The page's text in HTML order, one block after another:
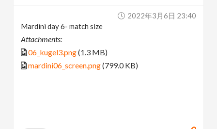
2022年3月6日 23:40
Mardini day 6- match size
Attachments:
06_kugel3.png(1.3 MB)
mardini06_screen.png(799.0 KB)